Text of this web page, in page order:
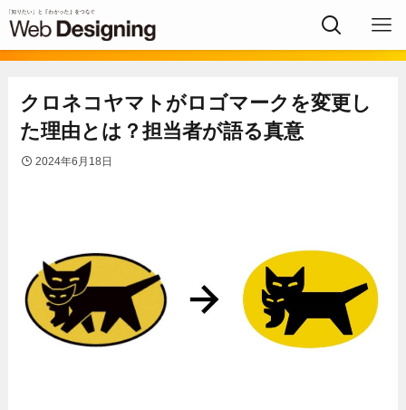
クロネコヤマトがロゴマークを変更し
た理由とは？担当者が語る真意
2024年6月18日